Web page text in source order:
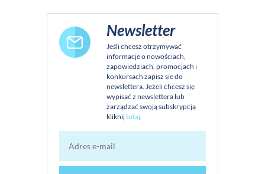
Newsletter
Jeśli chcesz otrzymywać
informacje o nowościach,
zapowiedziach, promocjach i
konkursach zapisz sie do
newslettera. Jeżeli chcesz się
wypisać z newslettera lub
zarządzać swoją subskrypcją
kliknijtutaj.